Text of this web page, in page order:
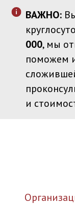
ВАЖНО:
000, мы
поможем
и